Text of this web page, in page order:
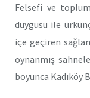
Felsefi ve
duygusu ile
içe geçiren
oynanmış
boyunca Kadıköy